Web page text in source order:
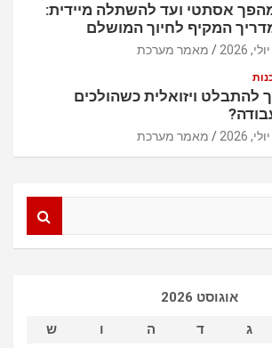
אסתטי ועד להשתלה מיידית:
המקיף לחיוך המושלם
מאמר מערכת
להתבלט ויזואלית כשהולכים
מאמר מערכת
אוגוסט 2026
ג ד ה ו ש